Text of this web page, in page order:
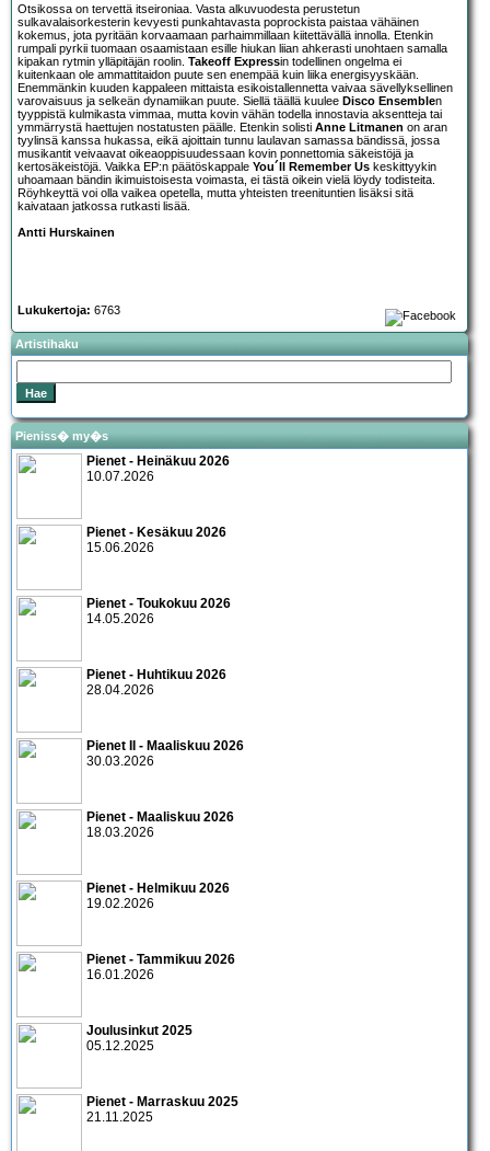
Otsikossa on tervettä itseironiaa. Vasta alkuvuodesta perustetun
sulkavalaisorkesterin kevyesti punkahtavasta poprockista paistaa vähäinen
kokemus, jota pyritään korvaamaan parhaimmillaan kiitettävällä innolla. Etenkin
rumpali pyrkii tuomaan osaamistaan esille hiukan liian ahkerasti unohtaen samalla
kipakan rytmin ylläpitäjän roolin. Takeoff Expressin todellinen ongelma ei
kuitenkaan ole ammattitaidon puute sen enempää kuin liika energisyyskään.
Enemmänkin kuuden kappaleen mittaista esikoistallennetta vaivaa sävellyksellinen
varovaisuus ja selkeän dynamiikan puute. Siellä täällä kuulee Disco Ensemblen
tyyppistä kulmikasta vimmaa, mutta kovin vähän todella innostavia aksentteja tai
ymmärrystä haettujen nostatusten päälle. Etenkin solisti Anne Litmanen on aran
tyylinsä kanssa hukassa, eikä ajoittain tunnu laulavan samassa bändissä, jossa
musikantit veivaavat oikeaoppisuudessaan kovin ponnettomia säkeistöjä ja
kertosäkeistöjä. Vaikka EP:n päätöskappale You´ll Remember Us keskittyykin
uhoamaan bändin ikimuistoisesta voimasta, ei tästä oikein vielä löydy todisteita.
Röyhkeyttä voi olla vaikea opetella, mutta yhteisten treenituntien lisäksi sitä
kaivataan jatkossa rutkasti lisää.
Antti Hurskainen
Lukukertoja: 6763
Artistihaku
Pieniss� my�s
Pienet - Heinäkuu 2026
10.07.2026
Pienet - Kesäkuu 2026
15.06.2026
Pienet - Toukokuu 2026
14.05.2026
Pienet - Huhtikuu 2026
28.04.2026
Pienet II - Maaliskuu 2026
30.03.2026
Pienet - Maaliskuu 2026
18.03.2026
Pienet - Helmikuu 2026
19.02.2026
Pienet - Tammikuu 2026
16.01.2026
Joulusinkut 2025
05.12.2025
Pienet - Marraskuu 2025
21.11.2025